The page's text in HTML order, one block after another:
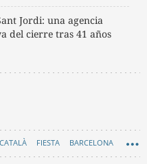
Jordi: una agencia
del cierre tras 41 años
FIESTA BARCELONA